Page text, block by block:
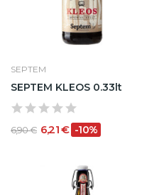
SEPTEM
SEPTEM KLEOS 0.33lt
6,90 € 6,21 € -10%